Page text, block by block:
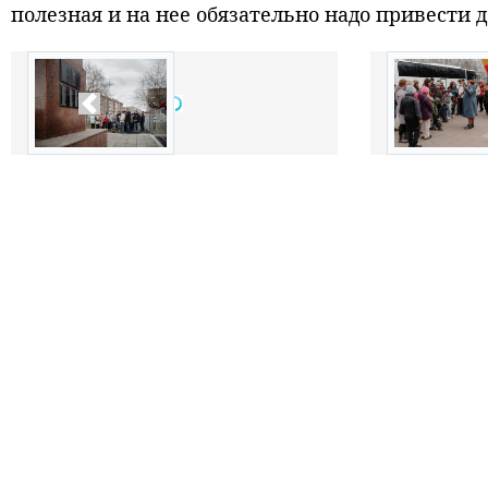
полезная и на нее обязательно надо привести